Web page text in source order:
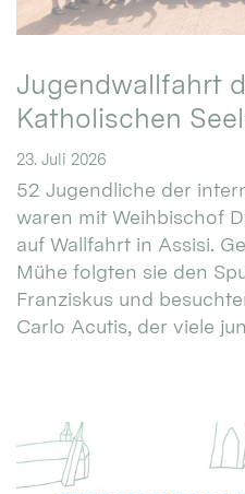
Jugendwallfahrt
Katholischen
23. Juli 2026
52 Jugendliche der
waren mit Weihbischof
auf Wallfahrt in Assisi.
Mühe folgten sie den
Franziskus und
Carlo Acutis, der viele